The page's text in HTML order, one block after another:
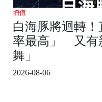
增值
白海豚將迴轉
率最高」 又有
舞」
2026-08-06